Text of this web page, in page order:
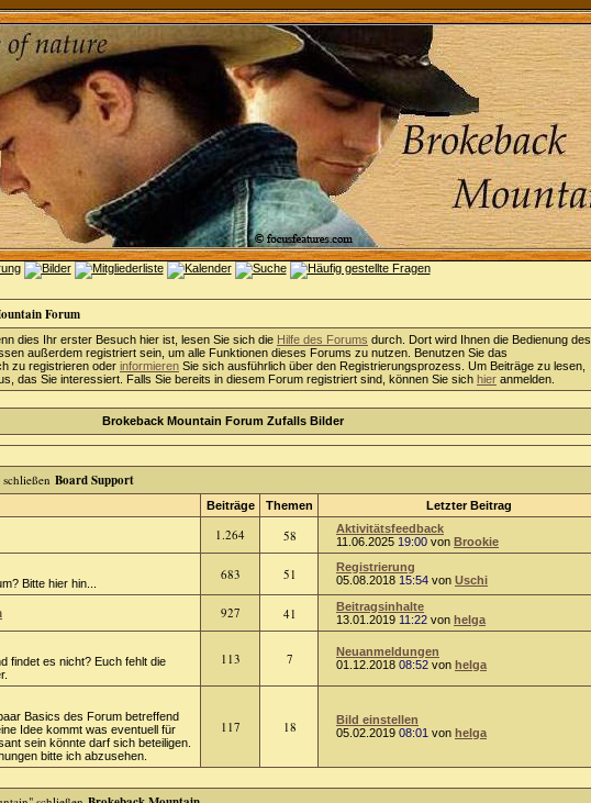
Forum
dies Ihr erster Besuch hier ist, lesen Sie sich die Hilfe des Forums durch. Dort wird Ihnen die Bedienung des
außerdem registriert sein, um alle Funktionen dieses Forums zu nutzen. Benutzen Sie das
zu registrieren oder informieren Sie sich ausführlich über den Registrierungsprozess. Um Beiträge zu lesen,
das Sie interessiert. Falls Sie bereits in diesem Forum registriert sind, können Sie sich hier anmelden.
Brokeback Mountain Forum Zufalls Bilder
Board Support
Beiträge Themen Letzter Beitrag
1.264 58
Aktivitätsfeedback
11.06.2025 19:00 von Brookie
Bitte hier hin...
683 51
Registrierung
05.08.2018 15:54 von Uschi
927 41
Beitragsinhalte
13.01.2019 11:22 von helga
findet es nicht? Euch fehlt die
113 7
Neuanmeldungen
01.12.2018 08:52 von helga
Basics des Forum betreffend
Idee kommt was eventuell für
sein könnte darf sich beteiligen.
bitte ich abzusehen.
117 18
Bild einstellen
05.02.2019 08:01 von helga